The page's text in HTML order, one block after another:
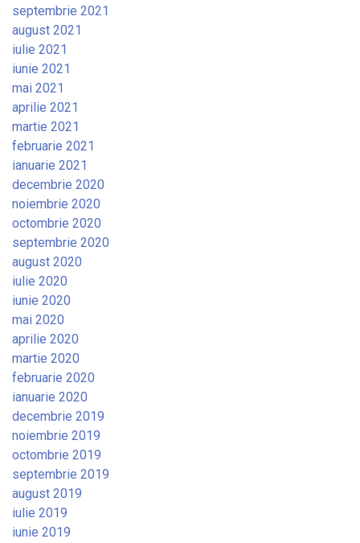
septembrie 2021
august 2021
iulie 2021
iunie 2021
mai 2021
aprilie 2021
martie 2021
februarie 2021
ianuarie 2021
decembrie 2020
noiembrie 2020
octombrie 2020
septembrie 2020
august 2020
iulie 2020
iunie 2020
mai 2020
aprilie 2020
martie 2020
februarie 2020
ianuarie 2020
decembrie 2019
noiembrie 2019
octombrie 2019
septembrie 2019
august 2019
iulie 2019
iunie 2019